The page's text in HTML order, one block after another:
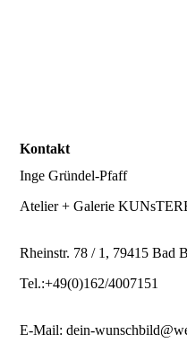
Kontakt
Inge Gründel-Pfaff
Atelier + Galerie
Rheinstr. 78 / 1, 79415 Bad
E-Mail: dein-